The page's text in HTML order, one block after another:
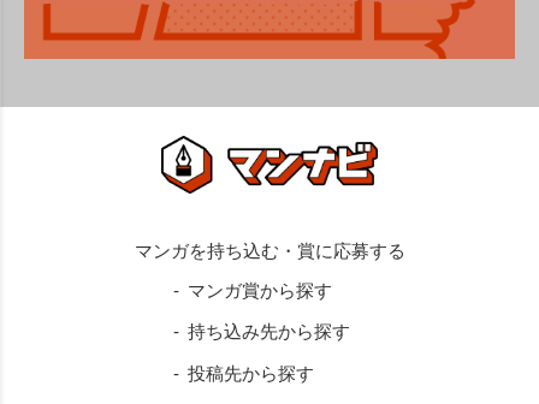
マンガ賞から探す
持ち込み先から探す
投稿先から探す